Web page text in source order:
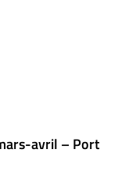
avril – Port